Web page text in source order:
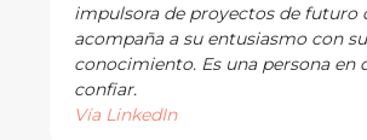
impulsora de proyectos de futuro
acompaña a su entusiasmo con su
conocimiento. Es una persona en
confiar.
Vía LinkedIn